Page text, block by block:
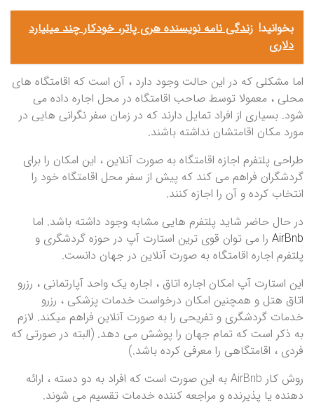
بخوانید! زندگی نامه نویسنده هری پاتر، خودکار چند میلیارد
دلاری
اما مشکلی که در این حالت وجود دارد ، آن است که اقامتگاه های
محلی ، معمولا توسط صاحب اقامتگاه در محل اجاره داده می
شود. بسیاری از افراد تمایل دارند که در زمان سفر نگرانی هایی در
مورد مکان اقامتشان نداشته باشند.
طراحی پلتفرم اجازه اقامتگاه به صورت آنلاین ، این امکان را برای
گردشگران فراهم می کند که پیش از سفر محل اقامتگاه خود را
انتخاب کرده و آن را اجازه کنند.
در حال حاضر شاید پلتفرم هایی مشابه وجود داشته باشد. اما
AirBnb را می توان قوی ترین استارت آپ در حوزه گردشگری و
پلتفرم اجاره اقامتگاه به صورت آنلاین در جهان دانست.
این استارت آپ امکان اجاره اتاق ، اجاره یک واحد آپارتمانی ، رزرو
اتاق هتل و همچنین امکان درخواست خدمات پزشکی ، رزرو
خدمات گردشگری و تفریحی را به صورت آنلاین فراهم میکند. لازم
به ذکر است که تمام جهان را پوشش می دهد. (البته در صورتی که
فردی ، اقامتگاهی را معرفی کرده باشد.)
روش کار AirBnb به این صورت است که افراد به دو دسته ، ارائه
دهنده یا پذیرنده و مراجعه کننده خدمات تقسیم می شوند.